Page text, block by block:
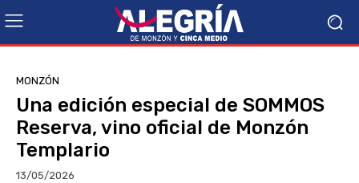
MONZÓN
Una edición especial de SOMMOS
Reserva, vino oficial de Monzón
Templario
13/05/2026